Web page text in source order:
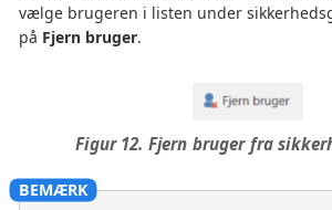
vælge brugeren i listen under
på Fjern bruger.
Figur 12. Fjern bruger fra